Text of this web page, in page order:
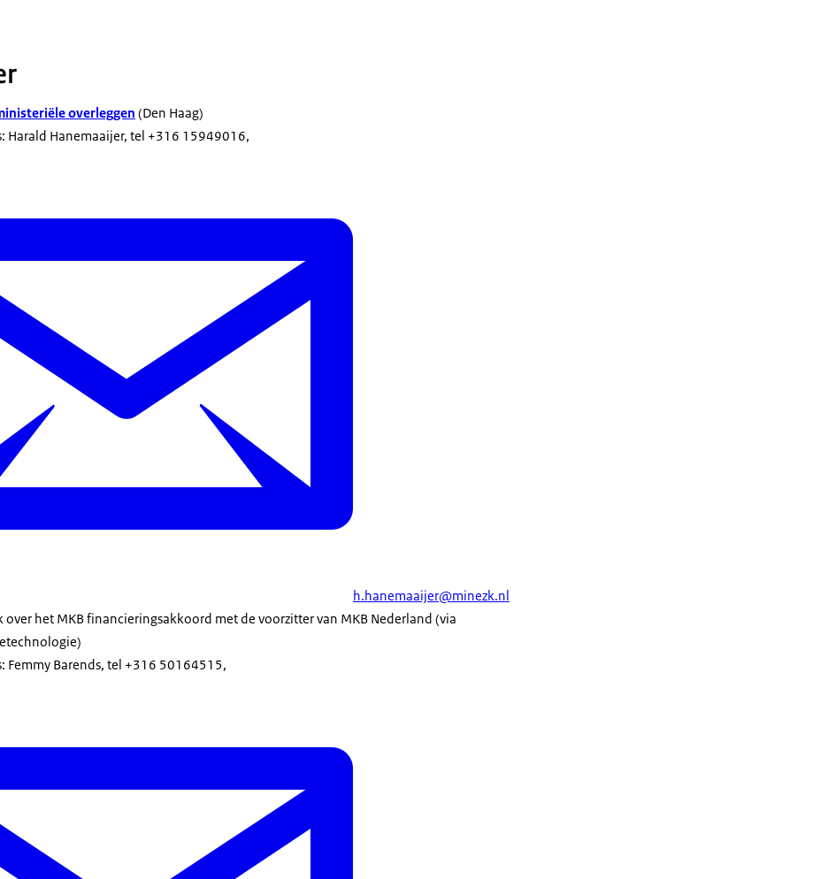
overleggen (Den Haag)
Harald Hanemaaijer, tel +316 15949016,
h.hanemaaijer@minezk.nl
over het MKB financieringsakkoord met de voorzitter van MKB Nederland (via
Femmy Barends, tel +316 50164515,